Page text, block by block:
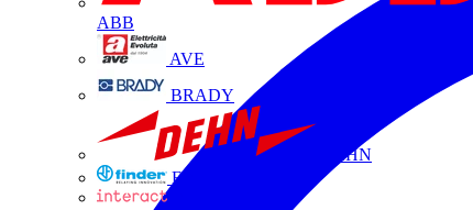
ABB
AVE
BRADY
DEHN
FINDER